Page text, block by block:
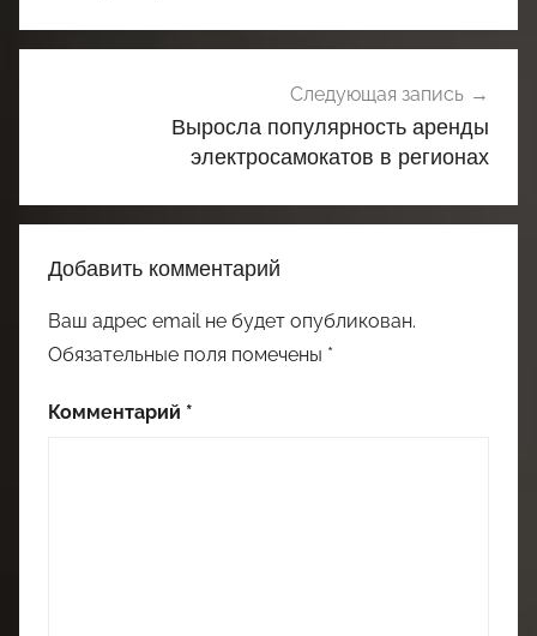
Следующая запись
Выросла популярность аренды
электросамокатов в регионах
Добавить комментарий
Ваш адрес email не будет опубликован.
Обязательные поля помечены *
Комментарий *